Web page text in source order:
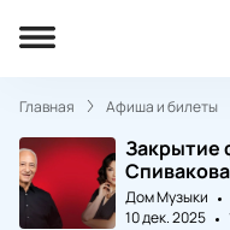
Главная Афиша и билеты
Закрытие
Дом Музыки
10 дек. 2025